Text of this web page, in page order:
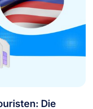
Die